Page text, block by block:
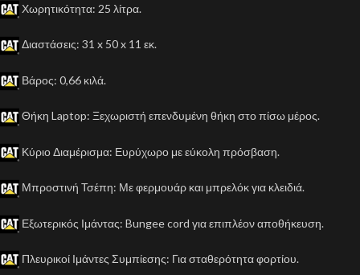
Χωρητικότητα: 25 λίτρα.
Διαστάσεις: 31 x 50 x 11 εκ.
Βάρος: 0,66 κιλά.
Θήκη Laptop: Ξεχωριστή επενδυμένη θήκη στο πίσω μέρος.
Κύριο Διαμέρισμα: Ευρύχωρο με εύκολη πρόσβαση.
Μπροστινή Τσέπη: Με φερμουάρ και μπρελόκ για κλειδιά.
Εξωτερικός Ιμάντας: Bungee cord για επιπλέον αποθήκευση.
Πλευρικοί Ιμάντες Συμπίεσης: Για σταθερότητα φορτίου.